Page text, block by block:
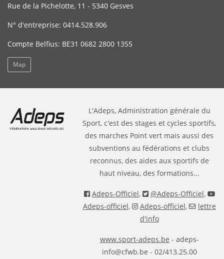
Rue de la Pichelotte, 11 - 5340 Gesves
N° d'entreprise: 0414.528.906
Compte Belfius: BE31 0682 2800 1355
Map
L'Adeps, Administration générale du
Sport, c'est des stages et cycles sportifs,
des marches Point vert mais aussi des
subventions au fédérations et clubs
reconnus, des aides aux sportifs de
haut niveau, des formations...
Adeps-Officiel, @Adeps-Officiel,
Adeps-officiel, Adeps-officiel,
lettre
d'info
www.sport-adeps.be - adeps-
info@cfwb.be - 02/413.25.00